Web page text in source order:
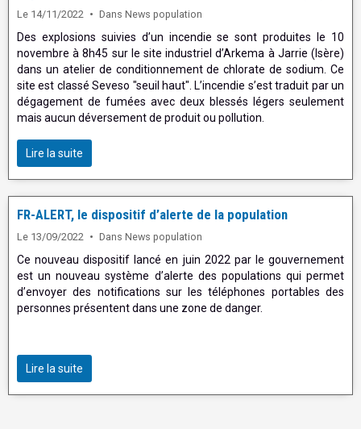
Le 14/11/2022 Dans News population
Des explosions suivies d’un incendie se sont produites le 10
novembre à 8h45 sur le site industriel d’Arkema à Jarrie (Isère)
dans un atelier de conditionnement de chlorate de sodium. Ce
site est classé Seveso "seuil haut". L’incendie s’est traduit par un
dégagement de fumées avec deux blessés légers seulement
mais aucun déversement de produit ou pollution.
Lire la suite
FR-ALERT, le dispositif d’alerte de la population
Le 13/09/2022 Dans News population
Ce nouveau dispositif lancé en juin 2022 par le gouvernement
est un nouveau système d’alerte des populations qui permet
d’envoyer des notifications sur les téléphones portables des
personnes présentent dans une zone de danger.
Lire la suite